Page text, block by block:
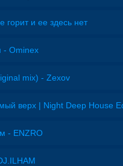
горит и ее здесь нет
- Ominex
mix) - Zexov
верх | Night Deep House
- ENZRO